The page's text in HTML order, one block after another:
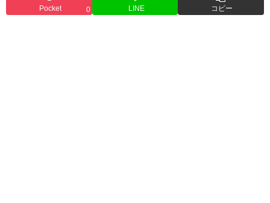
Pocket 0 LINE コピー